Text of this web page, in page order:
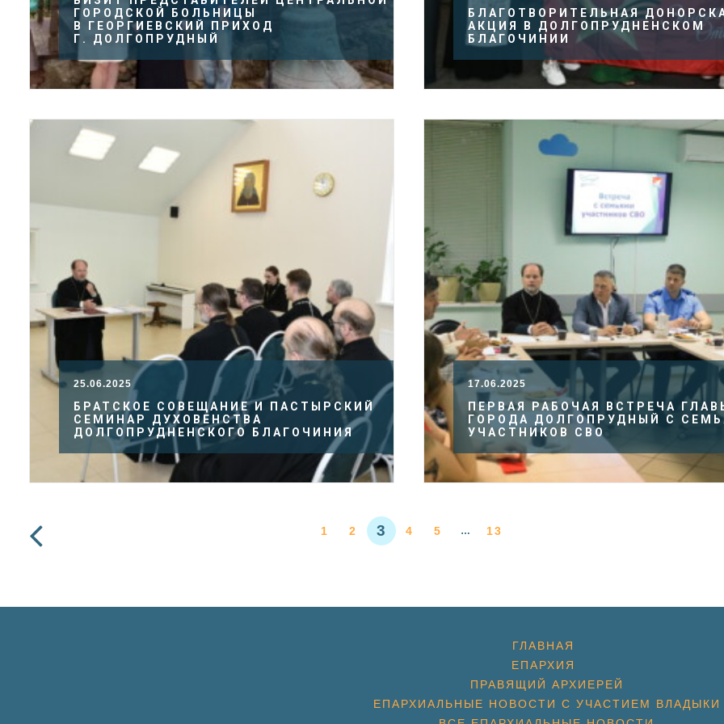
ГОРОДСКОЙ БОЛЬНИЦЫ
В ГЕОРГИЕВСКИЙ ПРИХОД
Г. ДОЛГОПРУДНЫЙ
БЛАГОТВОРИТЕЛЬНАЯ
АКЦИЯ В ДОЛГОПРУДНЕНСКОМ
БЛАГОЧИНИИ
25.06.2025
БРАТСКОЕ СОВЕЩАНИЕ И ПАСТЫРСКИЙ
СЕМИНАР ДУХОВЕНСТВА
ДОЛГОПРУДНЕНСКОГО БЛАГОЧИНИЯ
17.06.2025
ПЕРВАЯ РАБОЧАЯ ВСТРЕЧА
ГОРОДА ДОЛГОПРУДНЫЙ С
УЧАСТНИКОВ СВО
1 2 3 4 5 … 13
ГЛАВНАЯ
ЕПАРХИЯ
ПРАВЯЩИЙ АРХИЕРЕЙ
ЕПАРХИАЛЬНЫЕ НОВОСТИ С УЧАСТИЕМ ВЛАДЫКИ